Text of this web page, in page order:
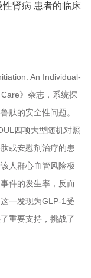
肾病 患者的临床
An Individual-
》杂志，系统探
肽的安全性问题。
四项大型随机对照
或安慰剂治疗的患
人群心血管风险极
件的发生率，反而
一发现为GLP-1受
重要支持，挑战了